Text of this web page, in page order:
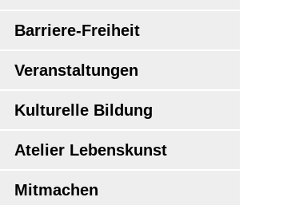
Barriere-Freiheit
Veranstaltungen
Kulturelle Bildung
Atelier Lebenskunst
Mitmachen